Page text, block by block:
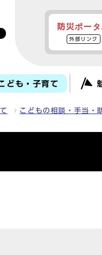
防災ポータ
外部リンク
ども・子育て
こどもの相談・手当・